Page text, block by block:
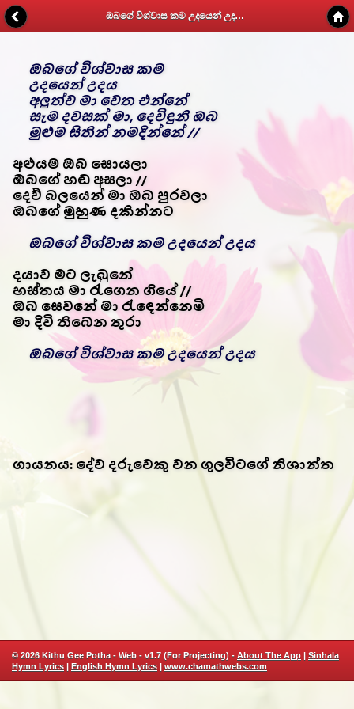
ඔබගේ විශ්වාස කම උදයෙන් උදය - Kithunu Gee Potha - Web v1.7
ඔබගේ විශ්වාස කම
උදයෙන් උදය
අලුත්ව මා වෙත එන්නේ
සැම දවසක් මා, දෙවිඳුනි ඔබ
මුළුම සිතින් නමදින්නේ //
අළුයම ඔබ සොයලා
ඔබගේ හඬ අසලා //
දෙව් බලයෙන් මා ඔබ පුරවලා
ඔබගේ මුහුණ දකින්නට
ඔබගේ විශ්වාස කම උදයෙන් උදය
දයාව මට ලැබුනේ
හස්තය මා රැගෙන ගියේ //
ඔබ සෙවනේ මා රැඳෙන්නෙමි
මා දිවි තිබෙන තුරා
ඔබගේ විශ්වාස කම උදයෙන් උදය
ගායනය: දේව දරුවෙකු වන ගුලවිටගේ නිශාන්ත
© 2026 Kithu Gee Potha - Web - v1.7 (For Projecting) - About The App | Sinhala
Hymn Lyrics | English Hymn Lyrics | www.chamathwebs.com